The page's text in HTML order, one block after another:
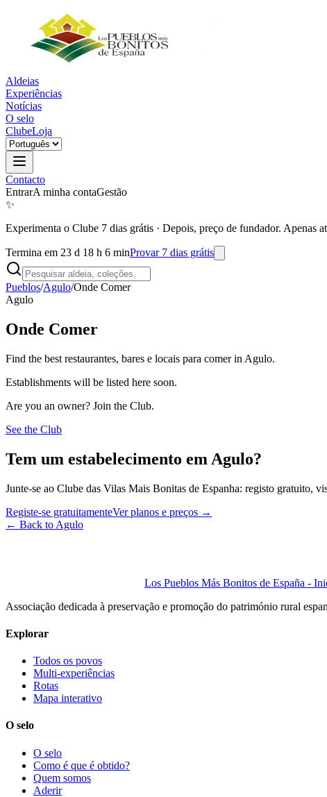
Aldeias
Experiências
Notícias
O selo
ClubeLoja
Contacto
EntrarA minha contaGestão
✨
Experimenta o Clube 7 dias grátis · Depois, preço de fundador. Apenas
Termina em 23 d 18 h 6 minProvar 7 dias grátis
Pueblos/Agulo/Onde Comer
Agulo
Onde Comer
Find the best restaurantes, bares e locais para comer in Agulo.
Establishments will be listed here soon.
Are you an owner? Join the Club.
See the Club
Tem um estabelecimento em Agulo?
Junte-se ao Clube das Vilas Mais Bonitas de Espanha: registo gratuito,
Registe-se gratuitamenteVer planos e preços →
← Back to Agulo
Los Pueblos Más Bonitos de España -
Associação dedicada à preservação e promoção do património rural
Explorar
Todos os povos
Multi-experiências
Rotas
Mapa interativo
O selo
O selo
Como é que é obtido?
Quem somos
Aderir